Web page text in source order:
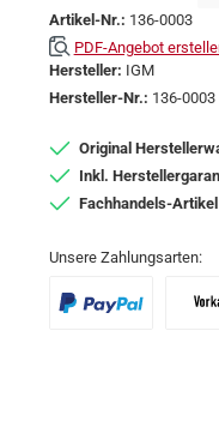
Artikel-Nr.: 136-0003
PDF-Angebot
Hersteller: IGM
Hersteller-Nr.: 136-0003
Original
Inkl.
Fachhandels-Artikel
Unsere Zahlungsarten: